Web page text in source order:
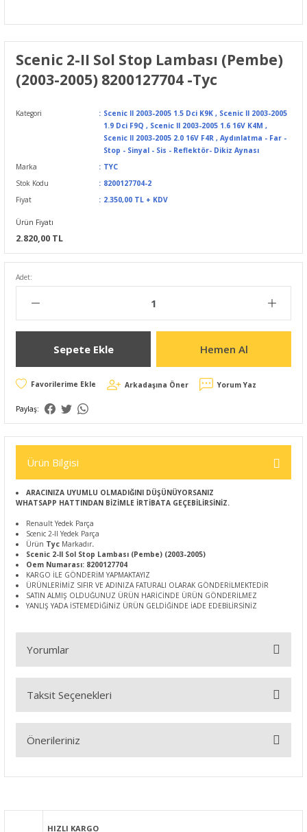
Scenic 2-II Sol Stop Lambası (Pembe)
(2003-2005) 8200127704 -Tyc
Kategori Scenic II 2003-2005 1.5 Dci K9K , Scenic II 2003-2005
1.9 Dci F9Q , Scenic II 2003-2005 1.6 16V K4M ,
Scenic II 2003-2005 2.0 16V F4R , Aydınlatma - Far -
Stop - Sinyal - Sis - Reflektör- Dikiz Aynası
Marka
TYC
Stok Kodu
8200127704-2
Fiyat
2.350,00 TL + KDV
Ürün Fiyatı
2.820,00 TL
Adet:
Sepete Ekle Hemen Al
Arkadaşına Öner Yorum Yaz
Paylaş:
Ürün Bilgisi
ARACINIZA UYUMLU OLMADIĞINI DÜŞÜNÜYORSANIZ
WHATSAPP HATTINDAN BİZİMLE İRTİBATA GEÇEBİLİRSİNİZ.
Renault Yedek Parça
Scenic 2-II Yedek Parça
Ürün Tyc Markadır.
Scenic 2-II Sol Stop Lambası (Pembe) (2003-2005)
Oem Numarası: 8200127704
KARGO İLE GÖNDERİM YAPMAKTAYIZ
ÜRÜNLERİMİZ SIFIR VE ADINIZA FATURALI OLARAK GÖNDERİLMEKTEDİR
SATIN ALMIŞ OLDUĞUNUZ ÜRÜN HARİCİNDE ÜRÜN GÖNDERİLMEZ
YANLIŞ YADA İSTEMEDİĞİNİZ ÜRÜN GELDİĞİNDE İADE EDEBİLİRSİNİZ
Yorumlar
Bu ürüne ilk yorumu siz yapın!
Taksit Seçenekleri
Önerileriniz
Görüş ve önerileriniz için teşekkür ederiz.
HIZLI KARGO